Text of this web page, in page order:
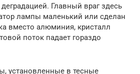
Главный враг здесь
лампы маленький или сделан
вместо алюминия, кристалл
поток падает гораздо
установленные в тесные